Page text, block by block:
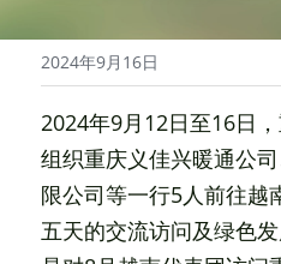
2024年9月16日
2024年9月12日至16日
组织重庆义佳兴暖通公
限公司等一行5人前往越
五天的交流访问及绿色